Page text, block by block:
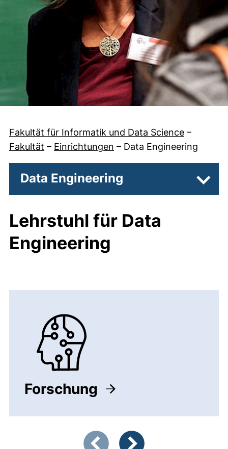
Fakultät für Informatik und Data Science –
Fakultät – Einrichtungen – Data Engineering
Data Engineering
Lehrstuhl für Data
Engineering
Forschung
Zeigt Folie 1 von 5